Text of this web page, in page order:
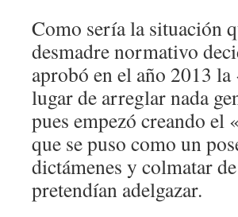
Como sería la situación
desmadre normativo
aprobó en el año 2013
lugar de arreglar nada
pues empezó creando el
que se puso como un
dictámenes y colmatar
pretendían adelgazar.